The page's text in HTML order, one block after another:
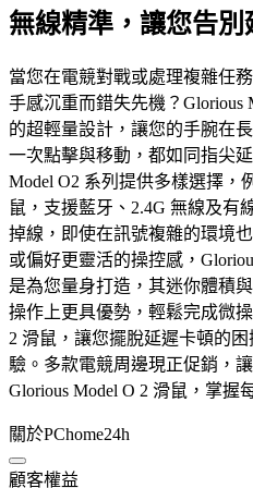
無線精準，讓您告別
當您在電競對戰或處理複雜任
手感沉重而錯失先機？Glorious
的超輕量設計，讓您的手腕在
一次點擊與移動，都如同指尖
Model O2 系列提供多樣選擇，
鼠，支援藍牙、2.4G 無線及有
掉線，即使在訊號複雜的環境
或偏好更靈活的操控感，
是為您量身打造，其迷你體積
操作上更具優勢，輕鬆完成微
2 滑鼠，讓您擺脫延遲卡頓的
驗。多款電競周邊現正促銷，
Glorious Model O 2 滑鼠，掌握
關於PChome24h
顧客權益